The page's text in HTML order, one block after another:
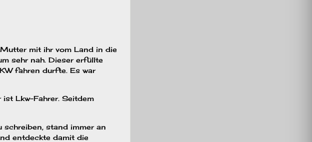
mit ihr vom Land in die
sehr nah. Dieser erfüllte
fahren durfte. Es war
Lkw-Fahrer. Seitdem
schreiben, stand immer an
entdeckte damit die